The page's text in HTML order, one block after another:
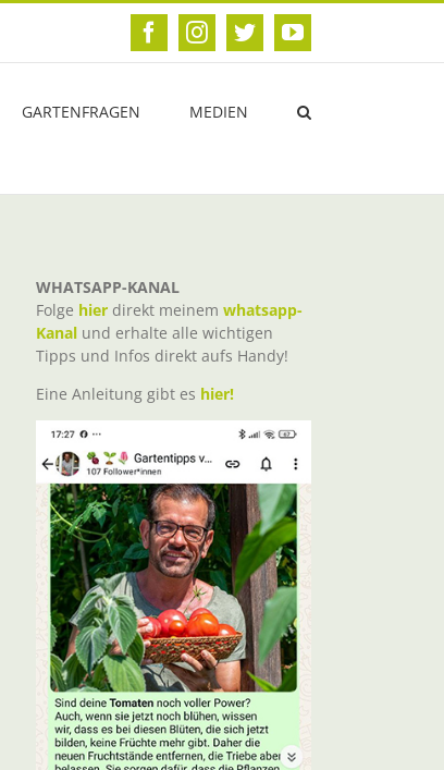
FacebookInstagram
TwitterYouTube
GARTENFRAGEN MEDIEN
WHATSAPP-KANAL
Folge hier direkt meinem whatsapp-
Kanal und erhalte alle wichtigen
Tipps und Infos direkt aufs Handy!
Eine Anleitung gibt es hier!